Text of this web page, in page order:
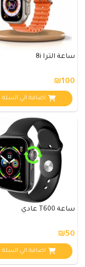
ساعة الترا 8i
₪100
اضافة الي السلة
ساعة T600 عادي
₪50
اضافة الي السلة